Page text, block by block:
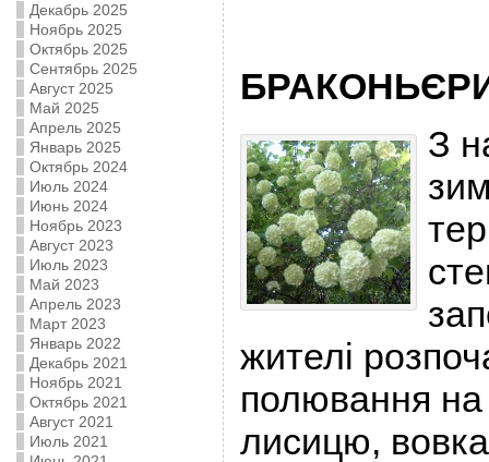
Декабрь 2025
Ноябрь 2025
Октябрь 2025
Сентябрь 2025
Август 2025
Май 2025
Апрель 2025
Январь 2025
Октябрь 2024
Июль 2024
Июнь 2024
Ноябрь 2023
Август 2023
Июль 2023
Май 2023
Апрель 2023
Март 2023
Январь 2022
Декабрь 2021
Ноябрь 2021
Октябрь 2021
Август 2021
Июль 2021
З
жителі
полювання
лисицю,